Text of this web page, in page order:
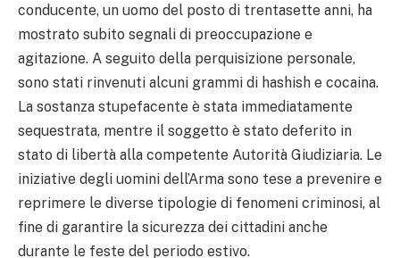
conducente, un uomo del posto di trentasette anni, ha
mostrato subito segnali di preoccupazione e
agitazione. A seguito della perquisizione personale,
sono stati rinvenuti alcuni grammi di hashish e cocaina.
La sostanza stupefacente è stata immediatamente
sequestrata, mentre il soggetto è stato deferito in
stato di libertà alla competente Autorità Giudiziaria. Le
iniziative degli uomini dell’Arma sono tese a prevenire e
reprimere le diverse tipologie di fenomeni criminosi, al
fine di garantire la sicurezza dei cittadini anche
durante le feste del periodo estivo.